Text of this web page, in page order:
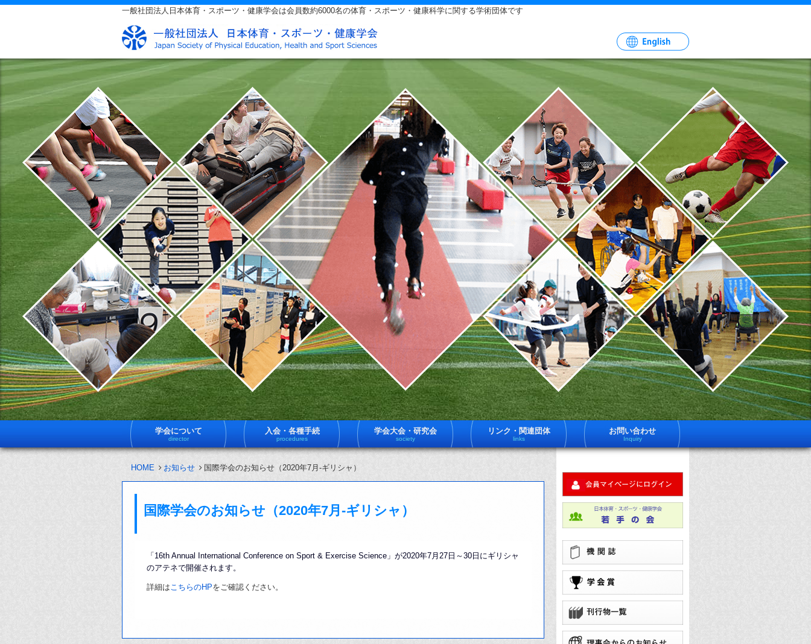
一般社団法人日本体育・スポーツ・健康学会は会員数約6000名の体育・スポーツ・健康科学に関する学術団体です
体
ス
一
社
法
日
体
育
ス
ー
ツ
健
学
は
員
約
育
学会について
director
入会・各種手続
procedures
学会大会・研究会
society
リンク・関連団体
links
お問い合わせ
Inquiry
HOME お知らせ 国際学会のお知らせ（2020年7月-ギリシャ）
国際学会のお知らせ（2020年7月-ギリシャ）
「16th Annual International Conference on Sport & Exercise Science」が2020年7月27日～30日にギリシャ
のアテネで開催されます。
詳細はこちらのHPをご確認ください。